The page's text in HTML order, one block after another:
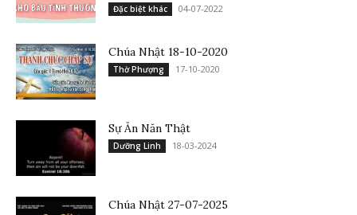
Đặc biệt khác 04-07-2022
Chúa Nhật 18-10-2020
Thờ Phượng 17-10-2020
Sự Ăn Năn Thật
Dưỡng Linh 18-03-2024
Chúa Nhật 27-07-2025